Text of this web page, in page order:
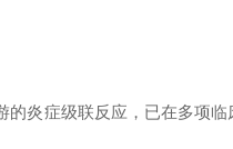
炎症级联反应，已在多项临